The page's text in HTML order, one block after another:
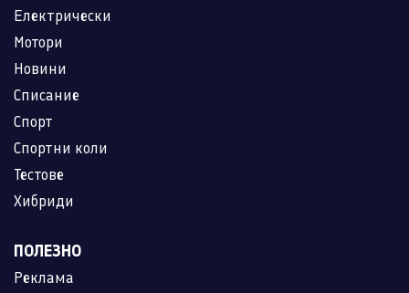
Електрически
Мотори
Новини
Списание
Спорт
Спортни коли
Тестове
Хибриди
ПОЛЕЗНО
Реклама